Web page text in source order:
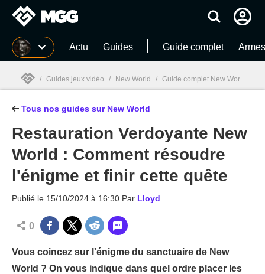
MGG Actu Guides Guide complet
MGG
/ Guides jeux vidéo / New World / Guide complet New World : Armes, métiers, astuces... Tout sur le MMO version Aeternum
Tous nos guides sur New World
Restauration Verdoyante New
World : Comment résoudre
l'énigme et finir cette quête
Publié le 15/10/2024 à 16:30 Par Lloyd
0
Vous coincez sur l'énigme du sanctuaire de New
World ? On vous indique dans quel ordre placer les